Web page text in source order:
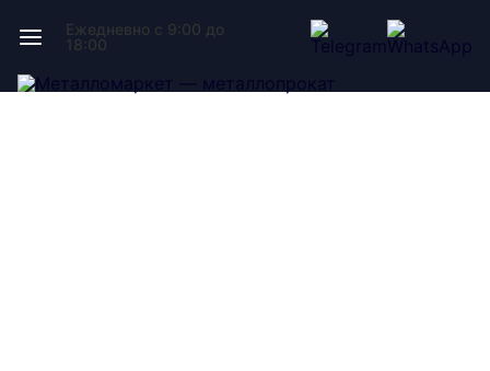
Ежедневно с 9:00 до
18:00